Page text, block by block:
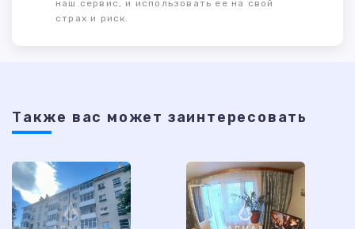
наш сервис, и использовать ее на свой
страх и риск.
Также ваc может заинтересовать